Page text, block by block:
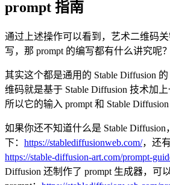
prompt 指南
通过上述操作可以看到，艺术二维码关
写，那 prompt 的编写都有什么讲究呢？
其实这个都是通用的 Stable Diffusion
维码就是基于 Stable Diffusion 技术加
所以它的输入 prompt 和 Stable
如果你还不知道什么是 Stable
下： https://stablediffusionweb.com/，还
https://stable-diffusion-art.com/prompt-
Diffusion 还制作了 prompt 生成器，可